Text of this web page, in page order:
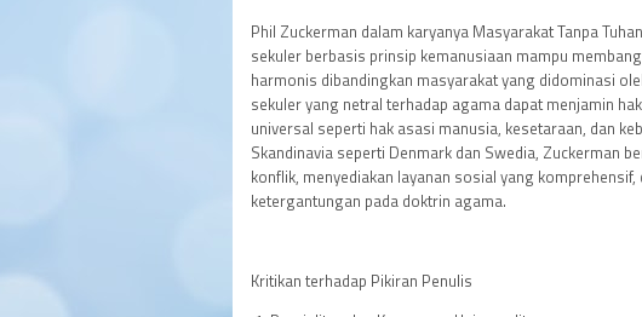
Phil Zuckerman dalam karyanya Masyarakat Tanpa
sekuler berbasis prinsip kemanusiaan mampu
harmonis dibandingkan masyarakat yang didominasi
sekuler yang netral terhadap agama dapat menjamin
universal seperti hak asasi manusia, kesetaraan, dan
Skandinavia seperti Denmark dan Swedia, Zuckerman
konflik, menyediakan layanan sosial yang
ketergantungan pada doktrin agama.
Kritikan terhadap Pikiran Penulis